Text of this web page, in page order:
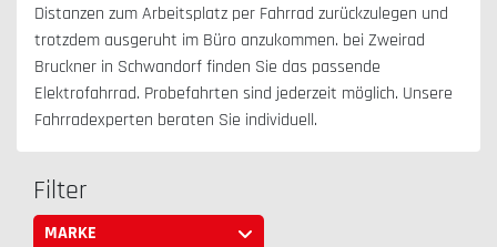
Distanzen zum Arbeitsplatz per Fahrrad zurückzulegen und
trotzdem ausgeruht im Büro anzukommen. bei Zweirad
Bruckner in Schwandorf finden Sie das passende
Elektrofahrrad. Probefahrten sind jederzeit möglich. Unsere
Fahrradexperten beraten Sie individuell.
Filter
MARKE